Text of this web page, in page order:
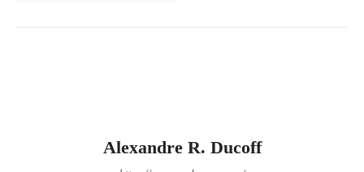
Alexandre R. Ducoff